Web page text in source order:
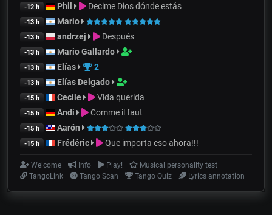
-12 h Phil Decime Dios dónde estás
-13 h Mario
-13 h andrzej Después
-13 h Mario Gallardo
-13 h Elías 2
-13 h Elías Delgado
-15 h Cecile Vida querida
-15 h Andi Comme il faut
-15 h Aarón
-15 h Frédéric Que importa eso ahora!!!
Welcome Info Play!
Musical personality test
TangoLink
Tango Scan Tango Quiz Lyrics annotation